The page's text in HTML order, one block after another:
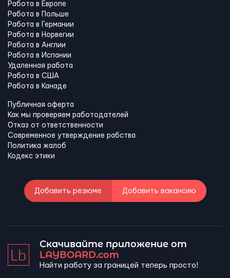
Работа в Европе
Работа в Польше
Работа в Германии
Работа в Норвегии
Работа в Англии
Работа в Испании
Удаленная работа
Работа в США
Работа в Канадe
Публичная оферта
Как мы проверяем работодателей
Отказ от ответственности
Современное утверждение рабства
Политика жалоб
Кодекс этики
Добавить резюме Добавить вакансию
Скачивайте приложение от
LAYBOARD.com
Найти работу за границей теперь просто!